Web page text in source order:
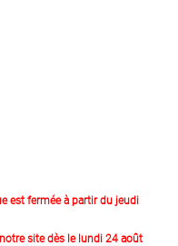
est fermée à partir du jeudi
site dès le lundi 24 août